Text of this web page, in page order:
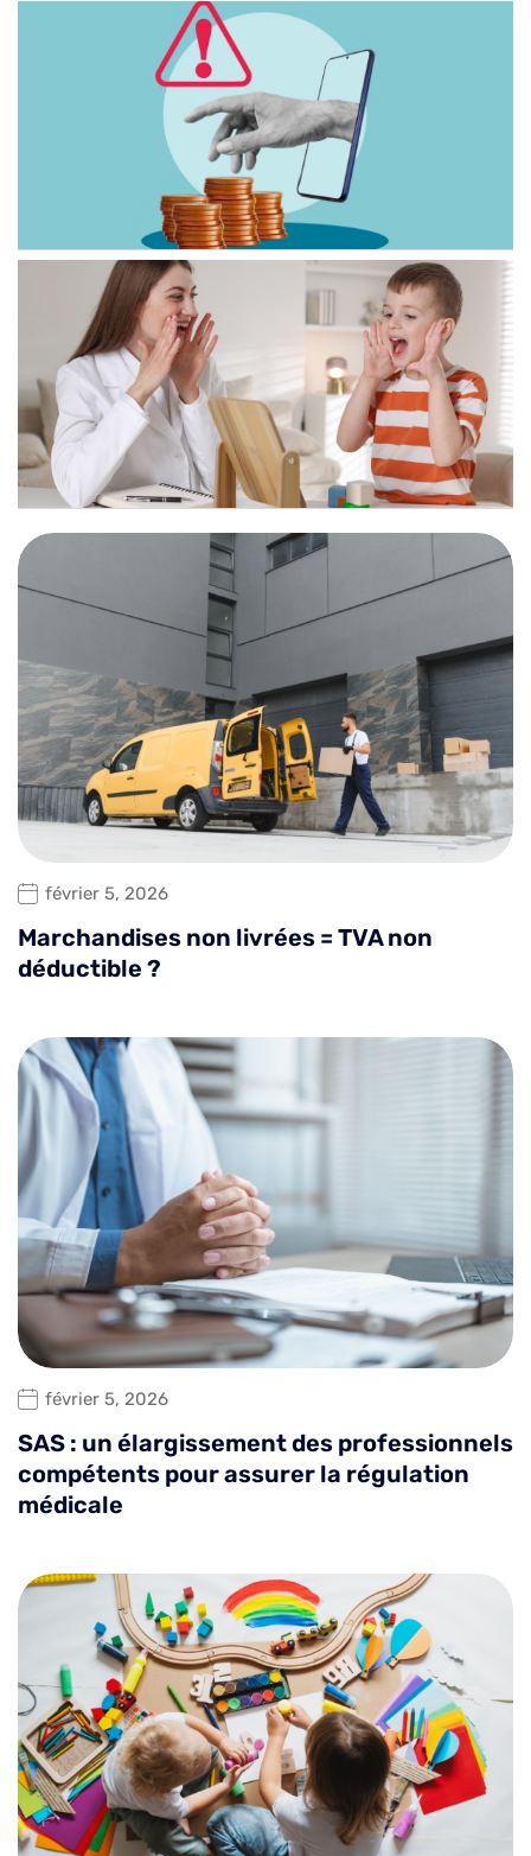
février 5, 2026
Marchandises non livrées = TVA non
déductible ?
février 5, 2026
SAS : un élargissement des professionnels
compétents pour assurer la régulation
médicale